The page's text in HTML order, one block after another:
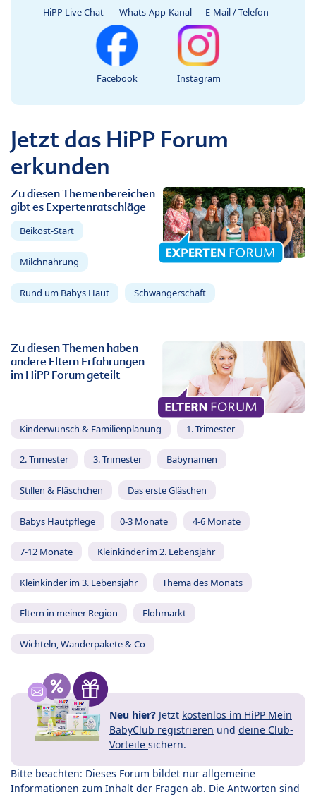
HiPP Live Chat Whats-App-Kanal E-Mail / Telefon
Facebook Instagram
Jetzt das HiPP Forum
erkunden
Zu diesen Themenbereichen
gibt es Expertenratschläge
Beikost-Start
Milchnahrung
Rund um Babys Haut Schwangerschaft
Zu diesen Themen haben
andere Eltern Erfahrungen
im HiPP Forum geteilt
Kinderwunsch & Familienplanung 1. Trimester
2. Trimester 3. Trimester Babynamen
Stillen & Fläschchen Das erste Gläschen
Babys Hautpflege 0-3 Monate 4-6 Monate
7-12 Monate Kleinkinder im 2. Lebensjahr
Kleinkinder im 3. Lebensjahr Thema des Monats
Eltern in meiner Region Flohmarkt
Wichteln, Wanderpakete & Co
Neu hier? Jetzt kostenlos im HiPP Mein
BabyClub registrieren und deine Club-
Vorteile sichern.
Bitte beachten: Dieses Forum bildet nur allgemeine
Informationen zum Inhalt der Fragen ab. Die Antworten sind